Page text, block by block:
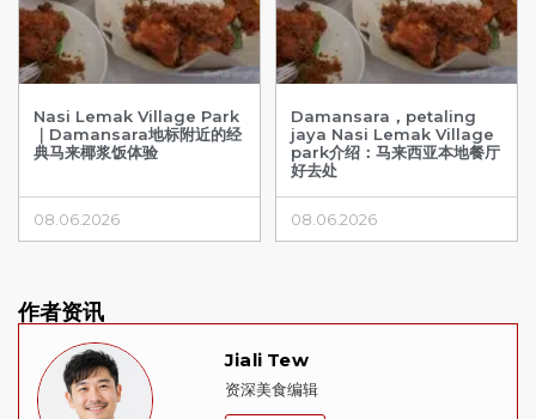
Nasi Lemak Village Park
｜Damansara地标附近的经
典马来椰浆饭体验
08.06.2026
Damansara，petaling
jaya Nasi Lemak Village
park介绍：马来西亚本地餐厅
好去处
08.06.2026
作者资讯
Jiali Tew
资深美食编辑